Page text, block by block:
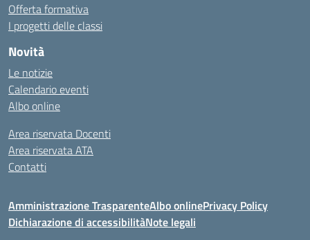
Offerta formativa
I progetti delle classi
Novità
Le notizie
Calendario eventi
Albo online
Area riservata Docenti
Area riservata ATA
Contatti
Amministrazione TrasparenteAlbo onlinePrivacy Policy
Dichiarazione di accessibilitàNote legali